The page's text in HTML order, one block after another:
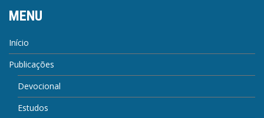
MENU
Início
Publicações
Devocional
Estudos